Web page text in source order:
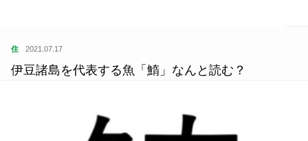
住 2021.07.17
伊豆諸島を代表する魚「鰖」なんと読む？